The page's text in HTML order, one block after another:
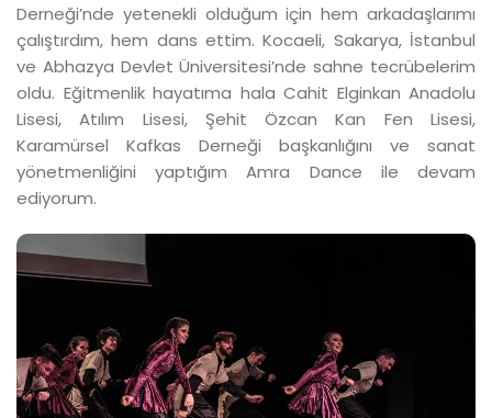
Derneği’nde yetenekli olduğum için hem arkadaşlarımı
çalıştırdım, hem dans ettim. Kocaeli, Sakarya, İstanbul
ve Abhazya Devlet Üniversitesi’nde sahne tecrübelerim
oldu. Eğitmenlik hayatıma hala Cahit Elginkan Anadolu
Lisesi, Atılım Lisesi, Şehit Özcan Kan Fen Lisesi,
Karamürsel Kafkas Derneği başkanlığını ve sanat
yönetmenliğini yaptığım Amra Dance ile devam
ediyorum.